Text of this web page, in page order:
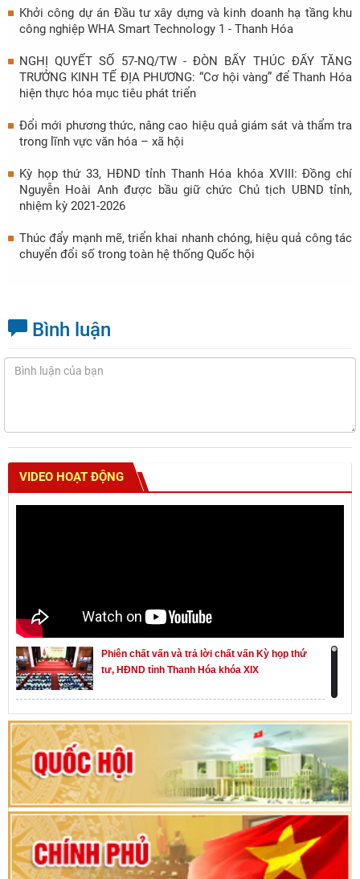
Khởi công dự án Đầu tư xây dựng và kinh doanh hạ tầng khu
công nghiệp WHA Smart Technology 1 - Thanh Hóa
NGHỊ QUYẾT SỐ 57-NQ/TW - ĐÒN BẨY THÚC ĐẨY TĂNG
TRƯỞNG KINH TẾ ĐỊA PHƯƠNG: “Cơ hội vàng” để Thanh Hóa
hiện thực hóa mục tiêu phát triển
Đổi mới phương thức, nâng cao hiệu quả giám sát và thẩm tra
trong lĩnh vực văn hóa – xã hội
Kỳ họp thứ 33, HĐND tỉnh Thanh Hóa khóa XVIII: Đồng chí
Nguyễn Hoài Anh được bầu giữ chức Chủ tịch UBND tỉnh,
nhiệm kỳ 2021-2026
Thúc đẩy mạnh mẽ, triển khai nhanh chóng, hiệu quả công tác
chuyển đổi số trong toàn hệ thống Quốc hội
Bình luận
VIDEO HOẠT ĐỘNG
Phiên chất vấn và trả lời chất vấn Kỳ họp thứ
tư, HĐND tỉnh Thanh Hóa khóa XIX
Khai mạc kỳ họp thứ Nhất, Quốc hội khóa XVI
Hướng dẫn quy trình bỏ phiếu bầu cử ĐBQH
khoá XVI và đại biểu HĐND các cấp nhiệm kỳ
2026-2031
80 năm Quốc hội Việt Nam: vì lợi ích Nhân dân,
vì sự phát triển của đất nước